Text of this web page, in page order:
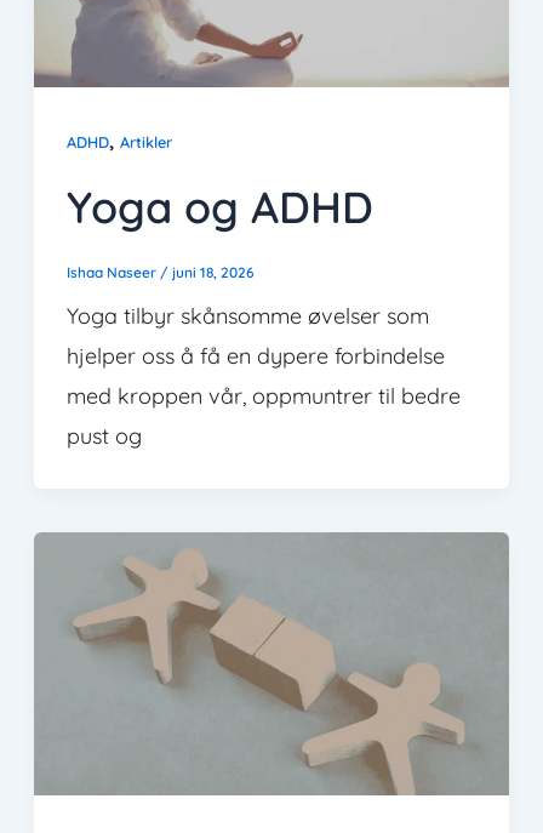
ADHD, Artikler
Yoga og ADHD
Ishaa Naseer / juni 18, 2026
Yoga tilbyr skånsomme øvelser som
hjelper oss å få en dypere forbindelse
med kroppen vår, oppmuntrer til bedre
pust og